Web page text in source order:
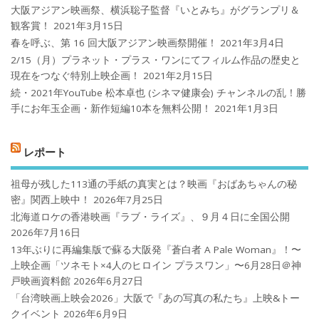
大阪アジアン映画祭、横浜聡子監督『いとみち』がグランプリ＆
観客賞！
2021年3月15日
春を呼ぶ、第 16 回大阪アジアン映画祭開催！
2021年3月4日
2/15（月）プラネット・プラス・ワンにてフィルム作品の歴史と
現在をつなぐ特別上映企画！
2021年2月15日
続・2021年YouTube 松本卓也 (シネマ健康会) チャンネルの乱！勝
手にお年玉企画・新作短編10本を無料公開！
2021年1月3日
レポート
祖母が残した113通の手紙の真実とは？映画『おばあちゃんの秘
密』関西上映中！
2026年7月25日
北海道ロケの香港映画『ラブ・ライズ』、９月４日に全国公開
2026年7月16日
13年ぶりに再編集版で蘇る大阪発『蒼白者 A Pale Woman』！〜
上映企画「ツネモト×4人のヒロイン プラスワン」〜6月28日＠神
戸映画資料館 2026年6月27日
「台湾映画上映会2026」大阪で『あの写真の私たち』上映&トー
クイベント 2026年6月9日